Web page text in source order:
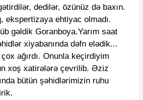
dedilər, özünüz də baxın.
ekspertizaya ehtiyac olmadı.
gəldik Goranboya.Yarım saat
xiyabanında dəfn elədik...
ağırdı. Onunla keçirdiyim
xoş xatirələrə çevrilib. Əziz
bütün şəhidlərimizin ruhu